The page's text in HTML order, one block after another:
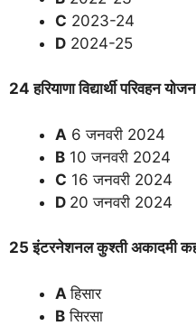
C 2023-24
D 2024-25
24 हरियाणा विद्यार्थी परिवहन
A 6 जनवरी 2024
B 10 जनवरी 2024
C 16 जनवरी 2024
D 20 जनवरी 2024
25 इंटरनेशनल कुश्ती अकादमी
Aहिसार
B सिरसा